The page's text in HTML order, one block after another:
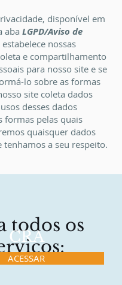
disponível em
aba LGPD/Aviso de
estabelece nossas
e compartilhamento
para nosso site e se
lo sobre as formas
site coleta dados
desses dados
formas pelas quais
quaisquer dados
tenhamos a seu respeito.
todos os
CRA
ACESSAR